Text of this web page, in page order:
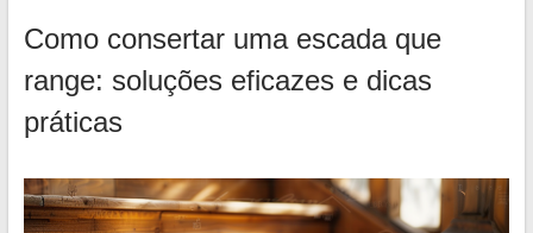
Como consertar uma escada que
range: soluções eficazes e dicas
práticas